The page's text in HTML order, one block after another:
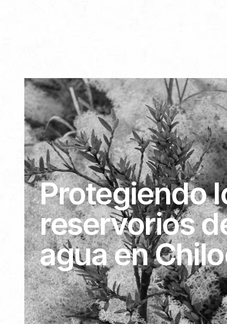
Protegiendo
reservorios
agua en